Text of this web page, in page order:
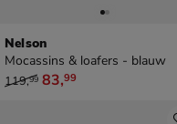
Nelson
Mocassins & loafers - blauw
van € 119,99 voor € 83,99
119,99 83,99